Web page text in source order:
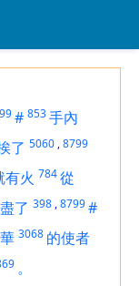
# 853手內
了 5060 ,8799
有火 784從
了 398 ,8799#
3068 的使者
。